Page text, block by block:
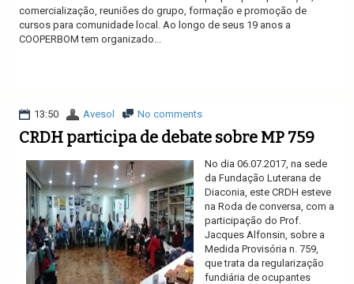
comercialização, reuniões do grupo, formação e promoção de
cursos para comunidade local. Ao longo de seus 19 anos a
COOPERBOM tem organizado...
13:50 Avesol No comments
CRDH participa de debate sobre MP 759
No dia 06.07.2017, na sede
da Fundação Luterana de
Diaconia, este CRDH esteve
na Roda de conversa, com a
participação do Prof.
Jacques Alfonsin, sobre a
Medida Provisória n. 759,
que trata da regularização
fundiária de ocupantes